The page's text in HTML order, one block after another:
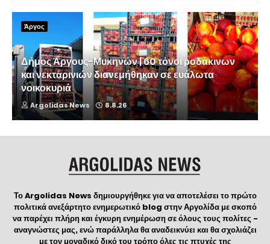
Άργος
Δήμος Άργους-Μυκηνών | 60 τόνοι ροδάκινων
και νεκταρινιών διανεμήθηκαν σε ευάλωτα
νοικοκυριά
Argolidas News 8.8.26
Το Argolidas News δημιουργήθηκε για να αποτελέσει το πρώτο
πολιτικά ανεξάρτητο ενημερωτικό blog στην Αργολίδα με σκοπό
να παρέχει πλήρη και έγκυρη ενημέρωση σε όλους τους πολίτες -
αναγνώστες μας, ενώ παράλληλα θα αναδεικνύει και θα σχολιάζει
με τον μοναδικό δικό του τρόπο όλες τις πτυχές της